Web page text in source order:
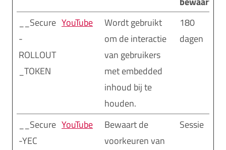
__Secure
-
ROLLOUT
_TOKEN
YouTube
Wordt gebruikt
om de interactie
van gebruikers
met embedded
inhoud bij te
houden.
180
dagen
__Secure
-YEC
YouTube
Bewaart de
voorkeuren van
Sessie